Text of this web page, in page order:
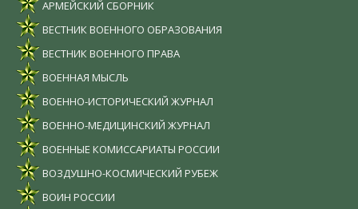
АРМЕЙСКИЙ СБОРНИК
ВЕСТНИК ВОЕННОГО ОБРАЗОВАНИЯ
ВЕСТНИК ВОЕННОГО ПРАВА
ВОЕННАЯ МЫСЛЬ
ВОЕННО-ИСТОРИЧЕСКИЙ ЖУРНАЛ
ВОЕННО-МЕДИЦИНСКИЙ ЖУРНАЛ
ВОЕННЫЕ КОМИССАРИАТЫ РОССИИ
ВОЗДУШНО-КОСМИЧЕСКИЙ РУБЕЖ
ВОИН РОССИИ